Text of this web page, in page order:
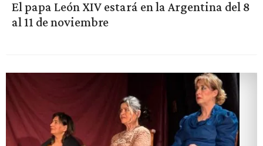
El papa León XIV estará en la Argentina del 8
al 11 de noviembre